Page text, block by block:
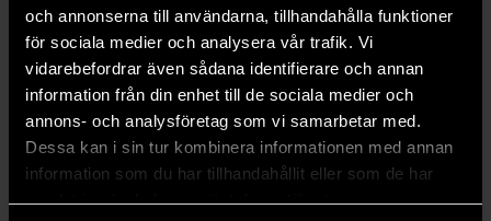
och annonserna till användarna, tillhandahålla funktioner
för sociala medier och analysera vår trafik. Vi
vidarebefordrar även sådana identifierare och annan
information från din enhet till de sociala medier och
annons- och analysföretag som vi samarbetar med.
Dessa kan i sin tur kombinera informationen med annan
information som du har tillhandahållit eller som de har
samlat in när du har använt deras tjänster.
Deep Regrets Lamentable Tentacles Exp
Deep Regrets